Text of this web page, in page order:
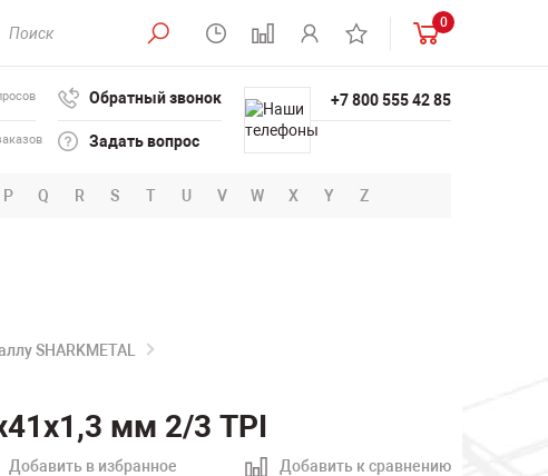
0
Обратный звонок
Задать вопрос
+7 800 555 42 85
P Q R S T U V W X Y Z
SHARKMETAL
мм 2/3 TPI
Добавить в избранное Добавить к сравнению